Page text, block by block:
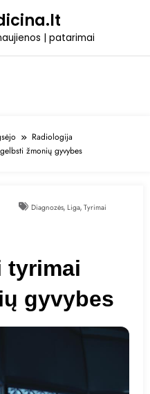
| patarimai
Radiologija
žmonių gyvybes
Diagnozės, Liga, Tyrimai
tyrimai
gyvybes